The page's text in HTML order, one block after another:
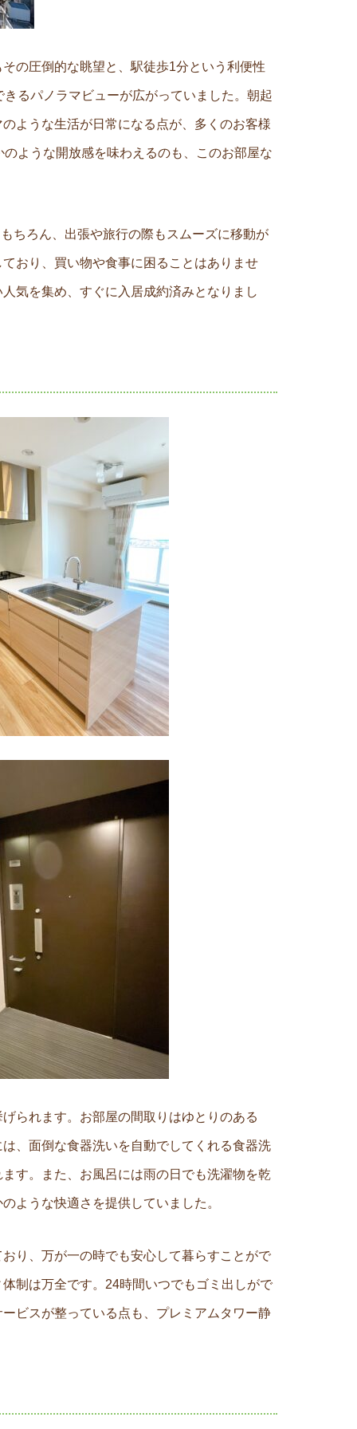
の圧倒的な眺望と、駅徒歩1分という利便性
るパノラマビューが広がっていました。朝起
ような生活が日常になる点が、多くのお客様
ような開放感を味わえるのも、このお部屋な
ちろん、出張や旅行の際もスムーズに移動が
おり、買い物や食事に困ることはありませ
気を集め、すぐに入居成約済みとなりまし
られます。お部屋の間取りはゆとりのある
、面倒な食器洗いを自動でしてくれる食器洗
す。また、お風呂には雨の日でも洗濯物を乾
ような快適さを提供していました。
り、万が一の時でも安心して暮らすことがで
制は万全です。24時間いつでもゴミ出しがで
ビスが整っている点も、プレミアムタワー静